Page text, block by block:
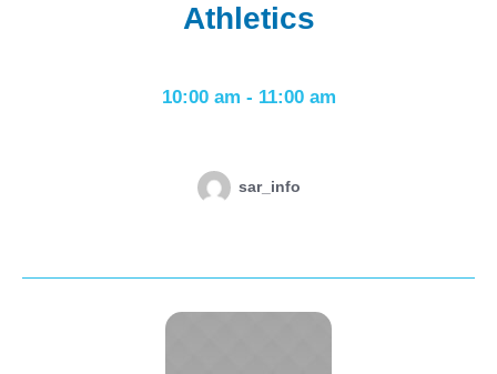
Athletics
10:00 am - 11:00 am
sar_info